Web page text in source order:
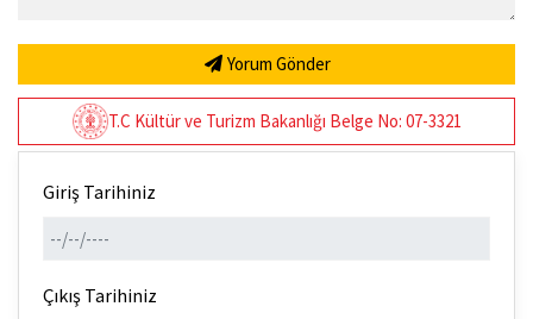
Yorum Gönder
T.C Kültür ve Turizm Bakanlığı Belge No: 07-3321
Giriş Tarihiniz
Çıkış Tarihiniz